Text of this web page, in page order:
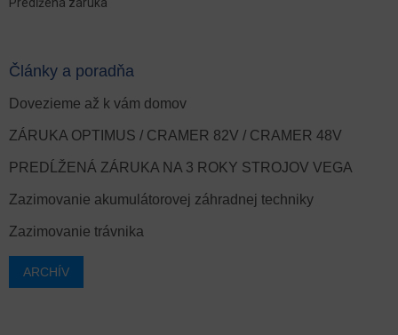
Články a poradňa
Dovezieme až k vám domov
ZÁRUKA OPTIMUS / CRAMER 82V / CRAMER 48V
PREDĹŽENÁ ZÁRUKA NA 3 ROKY STROJOV VEGA
Zazimovanie akumulátorovej záhradnej techniky
Zazimovanie trávnika
ARCHÍV